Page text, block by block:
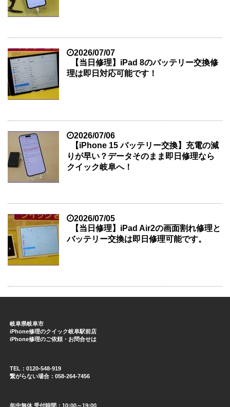
2026/07/07
【当日修理】iPad 8のバッテリー交換修
理は即日対応可能です！
2026/07/06
【iPhone 15 バッテリー交換】充電の減
りが早い？データそのまま即日修理なら
クイック岐阜へ！
2026/07/05
【当日修理】iPad Air2の画面割れ修理と
バッテリー交換は即日修理可能です。
岐阜県岐阜市
iPhone修理のクイック岐阜駅前店
iPhone修理のご依頼・お問合せは
TEL：0120-548-919
繋がらない場合：058-264-7456
年中無休 受付時間：10:00～19:00